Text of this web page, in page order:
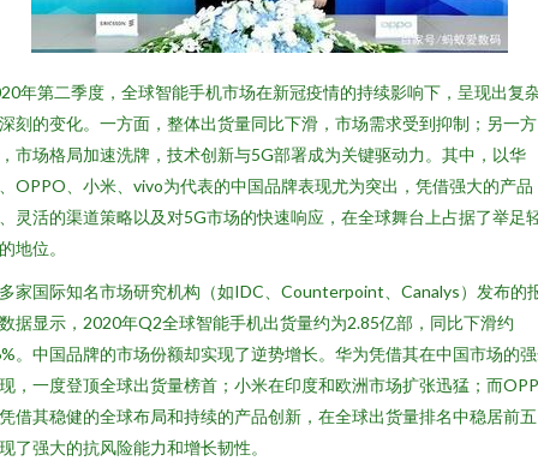
年第二季度，全球智能手机市场在新冠疫情的持续影响下，呈现出复
刻的变化。一方面，整体出货量同比下滑，市场需求受到抑制；另一方
市场格局加速洗牌，技术创新与5G部署成为关键驱动力。其中，以华
OPPO、小米、vivo为代表的中国品牌表现尤为突出，凭借强大的产品
灵活的渠道策略以及对5G市场的快速响应，在全球舞台上占据了举足
地位。
家国际知名市场研究机构（如IDC、Counterpoint、Canalys）发布的
据显示，2020年Q2全球智能手机出货量约为2.85亿部，同比下滑约
。中国品牌的市场份额却实现了逆势增长。华为凭借其在中国市场的
，一度登顶全球出货量榜首；小米在印度和欧洲市场扩张迅猛；而
借其稳健的全球布局和持续的产品创新，在全球出货量排名中稳居前
了强大的抗风险能力和增长韧性。